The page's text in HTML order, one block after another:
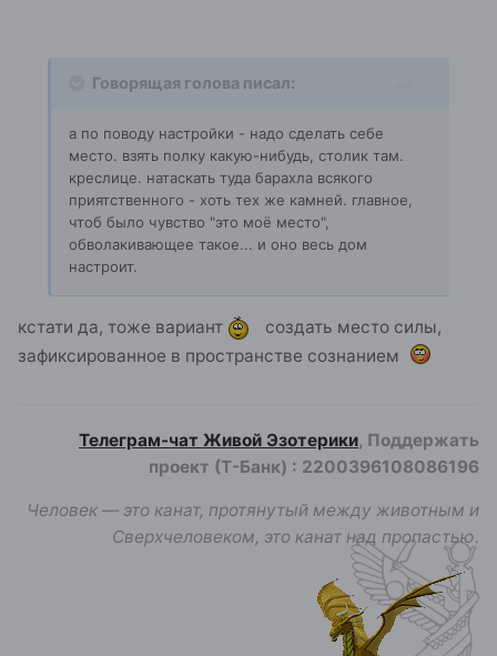
Говорящая голова писал:
а по поводу настройки - надо сделать себе
место. взять полку какую-нибудь, столик там.
креслице. натаскать туда барахла всякого
приятственного - хоть тех же камней. главное,
чтоб было чувство "это моё место",
обволакивающее такое... и оно весь дом
настроит.
кстати да, тоже вариант
создать место силы,
зафиксированное в пространстве сознанием
Телеграм-чат Живой Эзотерики, Поддержать
проект (Т-Банк) : 2200396108086196
Человек — это канат, протянутый между животным и
Сверхчеловеком, это канат над пропастью.